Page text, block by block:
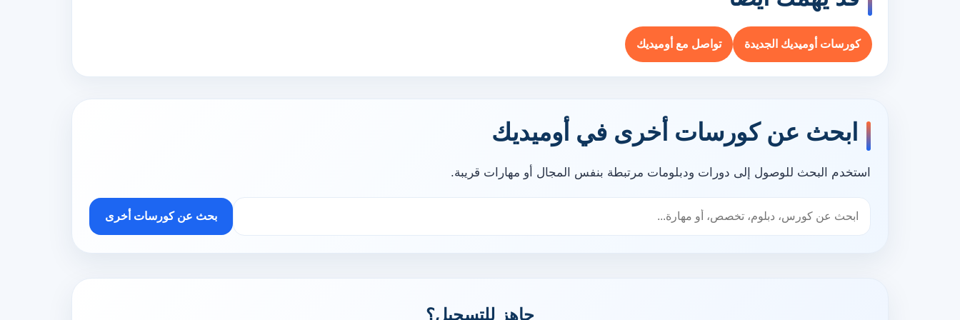
كورسات أوميديك الجديدة تواصل مع أوميديك
ابحث عن كورسات أخرى في أوميديك
استخدم البحث للوصول إلى دورات ودبلومات مرتبطة بنفس المجال أو مهارات قريبة.
بحث عن كورسات أخرى
جاهز للتسجيل؟